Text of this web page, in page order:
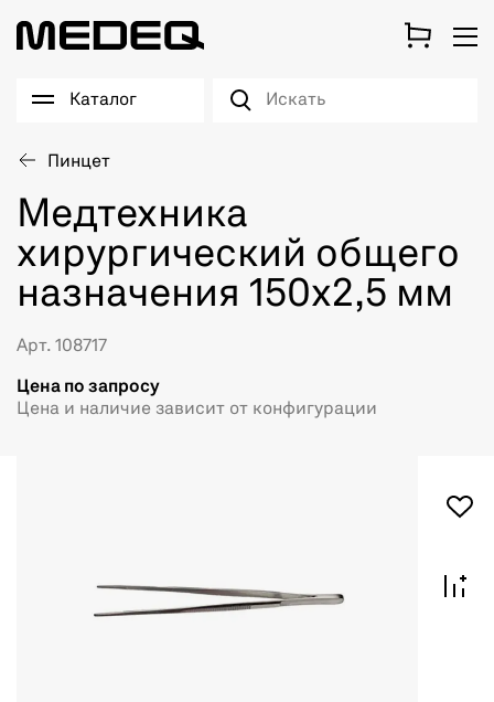
Каталог
Пинцет
Медтехника
хирургический общего
назначения 150х2,5 мм
Арт. 108717
Цена по запросу
Цена и наличие зависит от конфигурации